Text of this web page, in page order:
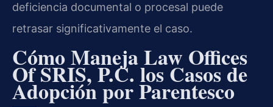
deficiencia documental o procesal puede
retrasar significativamente el caso.
Cómo Maneja Law Offices
Of SRIS, P.C. los Casos de
Adopción por Parentesco